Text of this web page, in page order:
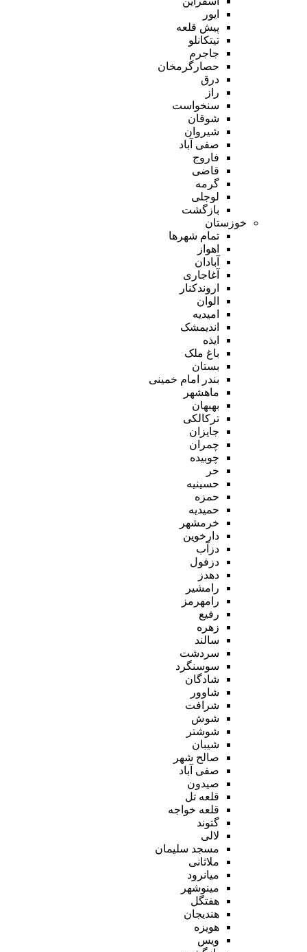
ایور
پیش قلعه
تیتکانلو
جاجرم
حصارگرمخان
درق
راز
سنخواست
شوقان
شیروان
صفی آباد
فاروج
قاضی
گرمه
لوجلی
بازگشت
خوزستان
تمام شهر‌ها
اهواز
آبادان
آغاجاری
اروندکنار
الوان
امیدیه
اندیمشک
ایذه
باغ ملک
بستان
بندر امام خمینی
ماهشهر
بهبهان
ترکالکی
جایزان
چمران
چوبیده
حر
حسینیه
حمزه
حمیدیه
خرمشهر
دارخوین
دزآب
دزفول
دهدز
رامشیر
رامهرمز
رفیع
زهره
سالند
سردشت
سوسنگرد
شادگان
شاوور
شرافت
شوش
شوشتر
شیبان
صالح شهر
صفی آباد
صیدون
قلعه تل
قلعه خواجه
گتوند
لالی
مسجد سلیمان
ملاثانی
میانرود
مینوشهر
هفتگل
هندیجان
هویزه
ویس